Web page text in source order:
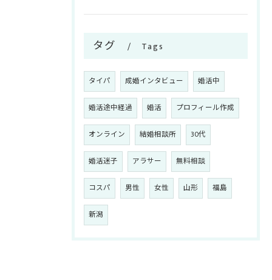
タグ Tags
タイパ 成婚インタビュー 婚活中
婚活途中経過 婚活 プロフィール作成
オンライン 結婚相談所 30代
婚活迷子 アラサー 無料相談
コスパ 男性 女性 山形 福島
新潟